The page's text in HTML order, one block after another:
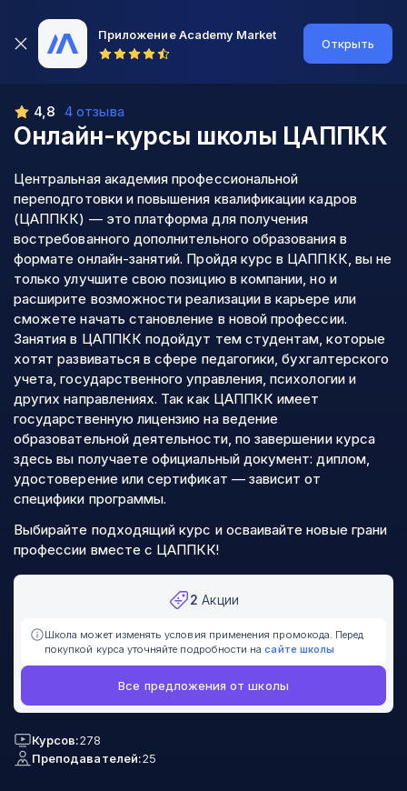
Приложение Academy Market
Открыть
Онлайн-курсы школы ЦАППКК
4,8 4 отзыва
Центральная академия профессиональной
переподготовки и повышения квалификации кадров
(ЦАППКК) — это платформа для получения
востребованного дополнительного образования в
формате онлайн-занятий. Пройдя курс в ЦАППКК, вы не
только улучшите свою позицию в компании, но и
расширите возможности реализации в карьере или
сможете начать становление в новой профессии.
Занятия в ЦАППКК подойдут тем студентам, которые
хотят развиваться в сфере педагогики, бухгалтерского
учета, государственного управления, психологии и
других направлениях. Так как ЦАППКК имеет
государственную лицензию на ведение
образовательной деятельности, по завершении курса
здесь вы получаете официальный документ: диплом,
удостоверение или сертификат — зависит от
специфики программы.
Выбирайте подходящий курс и осваивайте новые грани
профессии вместе с ЦАППКК!
2 Акции
Школа может изменять условия применения промокода. Перед
покупкой курса уточняйте подробности на сайте школы
Все предложения от школы
Курсов:278
Преподавателей:25